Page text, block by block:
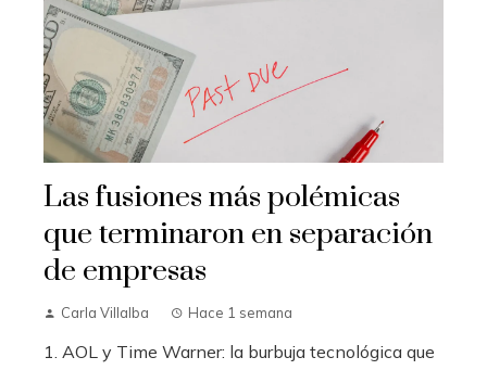
Las fusiones más polémicas
que terminaron en separación
de empresas
Carla Villalba Hace 1 semana
1. AOL y Time Warner: la burbuja tecnológica que